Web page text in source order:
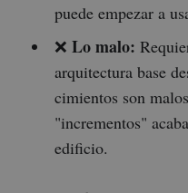
puede empezar a
❌ Lo malo:
arquitectura base
cimientos son
"incrementos"
edificio.